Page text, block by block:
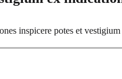
inspicere potes et